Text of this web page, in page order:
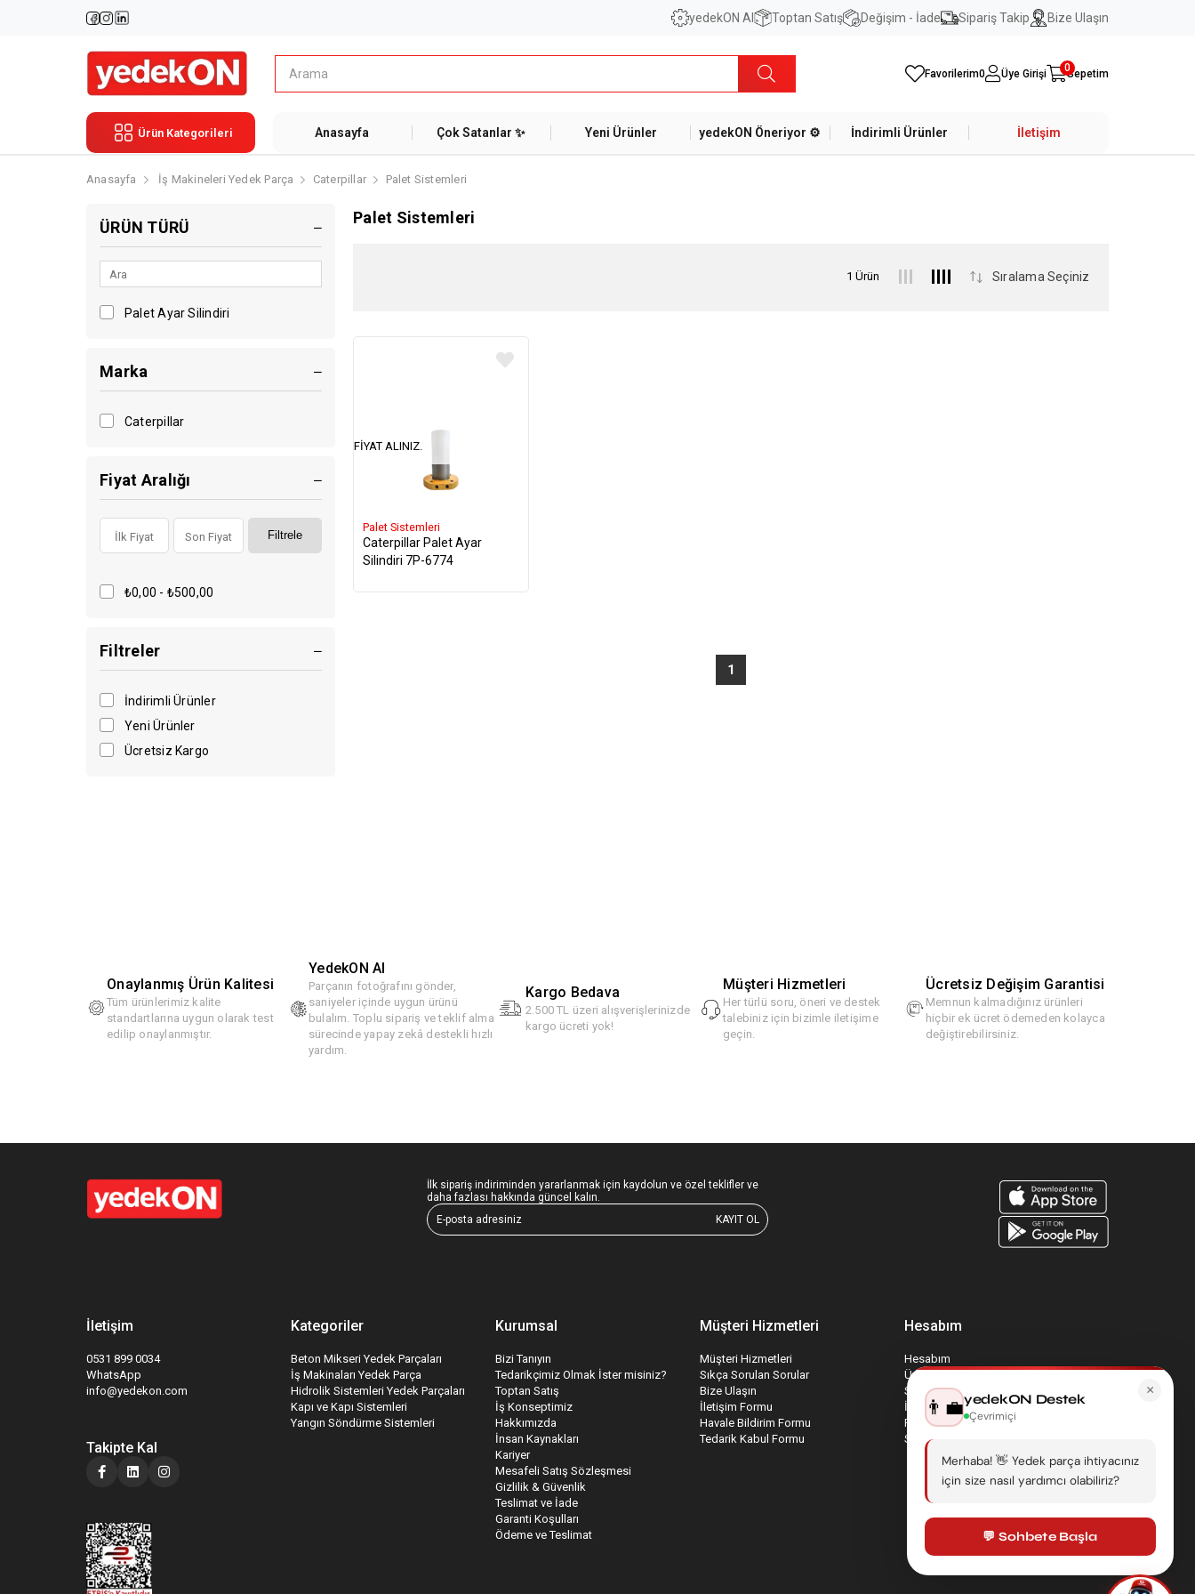
yedekON AI Toptan Satış Değişim - İade Sipariş Takip Bize Ulaşın
Favorilerim0 Üye Girişi Sepetim
0
Ürün Kategorileri Anasayfa Çok Satanlar ✨ Yeni Ürünler yedekON Öneriyor ⚙️ İndirimli Ürünler İletişim
Anasayfa İş Makineleri Yedek Parça Caterpillar Palet Sistemleri
ÜRÜN TÜRÜ
Palet Ayar Silindiri
Marka
Caterpillar
Fiyat Aralığı
Filtrele
₺0,00 - ₺500,00
Filtreler
İndirimli Ürünler
Yeni Ürünler
Ücretsiz Kargo
Palet Sistemleri
1 Ürün
Palet Sistemleri
Caterpillar Palet Ayar
Silindiri 7P-6774
FIYAT ALINIZ.
1
Onaylanmış Ürün Kalitesi
Tüm ürünlerimiz kalite
standartlarına uygun olarak test
edilip onaylanmıştır.
YedekON AI
Parçanın fotoğrafını gönder,
saniyeler içinde uygun ürünü
bulalım. Toplu sipariş ve teklif alma
sürecinde yapay zekâ destekli hızlı
yardım.
Kargo Bedava
2.500 TL üzeri alışverişlerinizde
kargo ücreti yok!
Müşteri Hizmetleri
Her türlü soru, öneri ve destek
talebiniz için bizimle iletişime
geçin.
Ücretsiz Değişim Garantisi
Memnun kalmadığınız ürünleri
hiçbir ek ücret ödemeden kolayca
değiştirebilirsiniz.
İlk sipariş indiriminden yararlanmak için kaydolun ve özel teklifler ve
daha fazlası hakkında güncel kalın.
KAYIT OL
İletişim
0531 899 0034
WhatsApp
info@yedekon.com
Takipte Kal
Kategoriler
Beton Mikseri Yedek Parçaları
İş Makinaları Yedek Parça
Hidrolik Sistemleri Yedek Parçaları
Kapı ve Kapı Sistemleri
Yangın Söndürme Sistemleri
Kurumsal
Bizi Tanıyın
Tedarikçimiz Olmak İster misiniz?
Toptan Satış
İş Konseptimiz
Hakkımızda
İnsan Kaynakları
Kariyer
Mesafeli Satış Sözleşmesi
Gizlilik & Güvenlik
Teslimat ve İade
Garanti Koşulları
Ödeme ve Teslimat
Müşteri Hizmetleri
Müşteri Hizmetleri
Sıkça Sorulan Sorular
Bize Ulaşın
İletişim Formu
Havale Bildirim Formu
Tedarik Kabul Formu
Hesabım
Hesabım
Üyelik Bilgilerim
Sepetim
İade Taleplerim
Favori Ürünlerim
Sipariş Takip
×
👨‍💼yedekON Destek
Çevrimiçi
Merhaba! 👋 Yedek parça ihtiyacınız
için size nasıl yardımcı olabiliriz?
💬 Sohbete Başla